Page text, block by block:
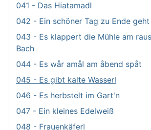
041 - Das Hiatamadl
042 - Ein schöner Tag zu Ende geht
043 - Es klappert die Mühle am
Bach
044 - Es wår amål am åbend spåt
045 - Es gibt kalte Wasserl
046 - Es herbstelt im Gart'n
047 - Ein kleines Edelweiß
048 - Frauenkäferl